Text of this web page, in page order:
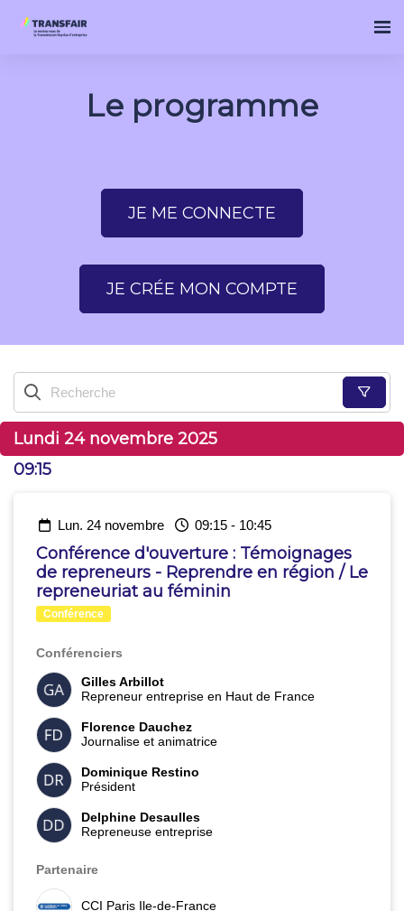
Le programme
JE ME CONNECTE
JE CRÉE MON COMPTE
Lundi 24 novembre 2025
09:15
lun. 24 novembre 09:15- 10:45
Conférence d'ouverture : Témoignages
de repreneurs - Reprendre en région / Le
repreneuriat au féminin
Conférence
Conférenciers
Gilles Arbillot
Repreneur entreprise en Haut de France
Florence Dauchez
Journalise et animatrice
Dominique Restino
Président
Delphine Desaulles
Repreneuse entreprise
Partenaire
CCI Paris Ile-de-France